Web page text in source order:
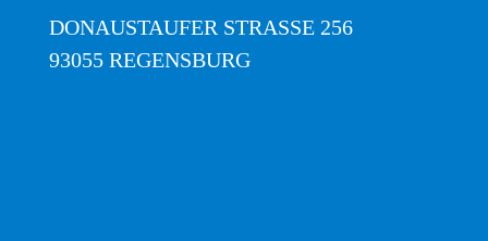
DONAUSTAUFER STRASSE 256
93055 REGENSBURG